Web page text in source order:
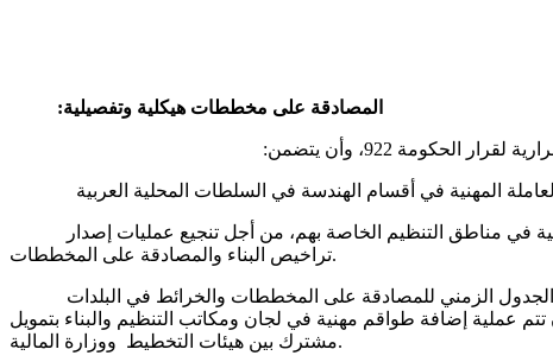
المصادقة على مخططات هيكلية وتفصيلية:
922، وأن يتضمن:
في مناطق التنظيم الخاصة بهم، من أجل تنجيع عمليات إصدار
تراخيص البناء والمصادقة على المخططات.
الجدول الزمني للمصادقة على المخططات والخرائط في البلدات
عملية إضافة طواقم مهنية في لجان ومكاتب التنظيم والبناء بتمويل
مشترك بين هيئات التخطيط ووزارة المالية.